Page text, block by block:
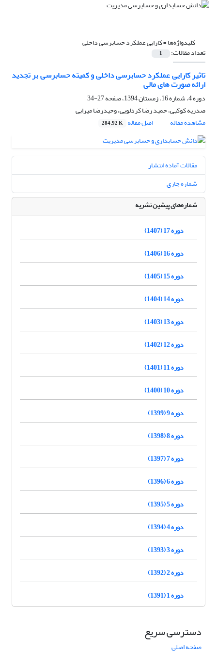
کلیدواژه‌ها =کارایی عملکرد حسابرسی داخلی
تعداد مقالات: 1
تاثیر کارایی عملکرد حسابرسی داخلی و کمیته حسابرسی بر تجدید
ارائه صورت های مالی
دوره 4، شماره 16، زمستان 1394، صفحه
27-34
صدریه کوکبی، حمید رضا کردلویی، وحیدرضا میرابی
مشاهده مقاله
اصل مقاله 284.92 K
مقالات آماده انتشار
شماره جاری
شماره‌های پیشین نشریه
دوره 17 (1407)
دوره 16 (1406)
دوره 15 (1405)
دوره 14 (1404)
دوره 13 (1403)
دوره 12 (1402)
دوره 11 (1401)
دوره 10 (1400)
دوره 9 (1399)
دوره 8 (1398)
دوره 7 (1397)
دوره 6 (1396)
دوره 5 (1395)
دوره 4 (1394)
دوره 3 (1393)
دوره 2 (1392)
دوره 1 (1391)
دسترسی سریع
صفحه اصلی